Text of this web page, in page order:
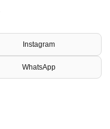
Instagram
WhatsApp